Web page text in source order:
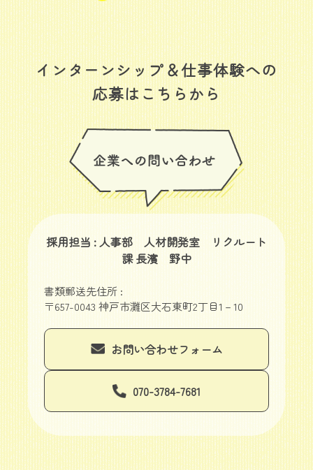
インターンシップ＆仕事体験への
応募はこちらから
採用担当 : 人事部 人材開発室 リクルート
課 長濱 野中
書類郵送先住所 :
〒657-0043 神戸市灘区大石東町2丁目1－10
お問い合わせフォーム
070-3784-7681